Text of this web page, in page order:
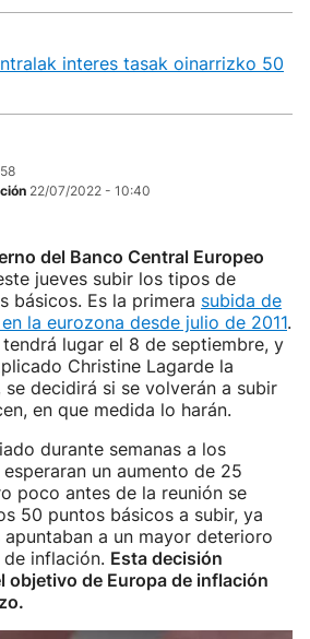
interes tasak oinarrizko 50
22/07/2022 - 10:40
del Banco Central Europeo
jueves subir los tipos de
básicos. Es la primera subida de
la eurozona desde julio de 2011.
lugar el 8 de septiembre, y
Christine Lagarde la
se decidirá si se volverán a subir
en que medida lo harán.
durante semanas a los
un aumento de 25
poco antes de la reunión se
50 puntos básicos a subir, ya
a un mayor deterioro
inflación. Esta decisión
objetivo de Europa de inflación